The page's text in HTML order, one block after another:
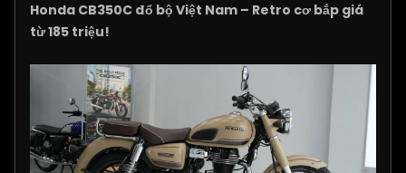
Honda CB350C đổ bộ Việt Nam – Retro cơ bắp giá
từ 185 triệu!